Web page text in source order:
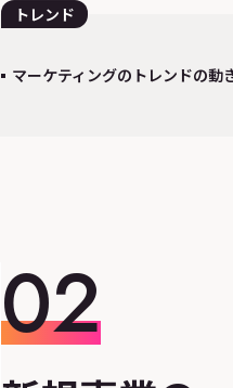
トレンド
マーケティングのトレンドの動
02